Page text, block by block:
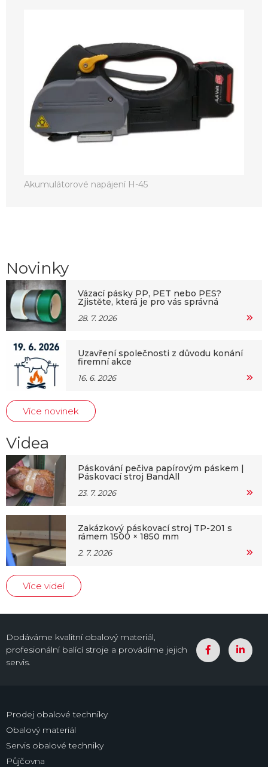
Akumulátorové napájení H-45
Novinky
Vázací pásky PP, PET nebo PES?
Zjistěte, která je pro vás správná
28. 7. 2026
Uzavření společnosti z důvodu konání
firemní akce
16. 6. 2026
Více novinek
Videa
Páskování pečiva papírovým páskem |
Páskovací stroj BandAll
23. 7. 2026
Zakázkový páskovací stroj TP-201 s
rámem 1500 × 1850 mm
2. 7. 2026
Více videí
Dodáváme kvalitní obalový materiál,
profesionální balící stroje a provádíme jejich
servis.
Prodej obalové techniky
Obalový materiál
Servis obalové techniky
Půjčovna